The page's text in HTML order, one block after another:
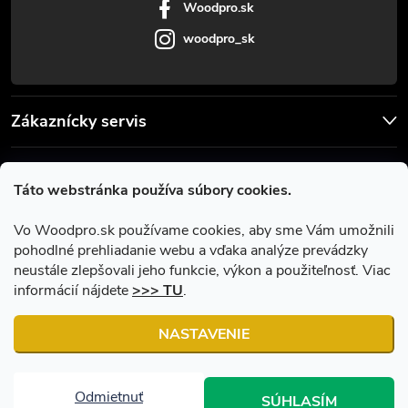
Táto webstránka používa súbory cookies.
Vo Woodpro.sk používame cookies, aby sme Vám umožnili
pohodlné prehliadanie webu a vďaka analýze prevádzky
neustále zlepšovali jeho funkcie, výkon a použiteľnosť. Viac
informácií nájdete>>> TU.
NASTAVENIE
Odmietnuť SÚHLASÍM
Zákaznícky servis
Woodpro.sk
woodpro_sk
Facebook
Copyright 2026Woodpro.sk. Všetky práva vyhradené.Upraviť
nastavenie cookies